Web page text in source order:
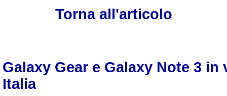
Torna all'articolo
Galaxy Gear e Galaxy Note 3 in
Italia